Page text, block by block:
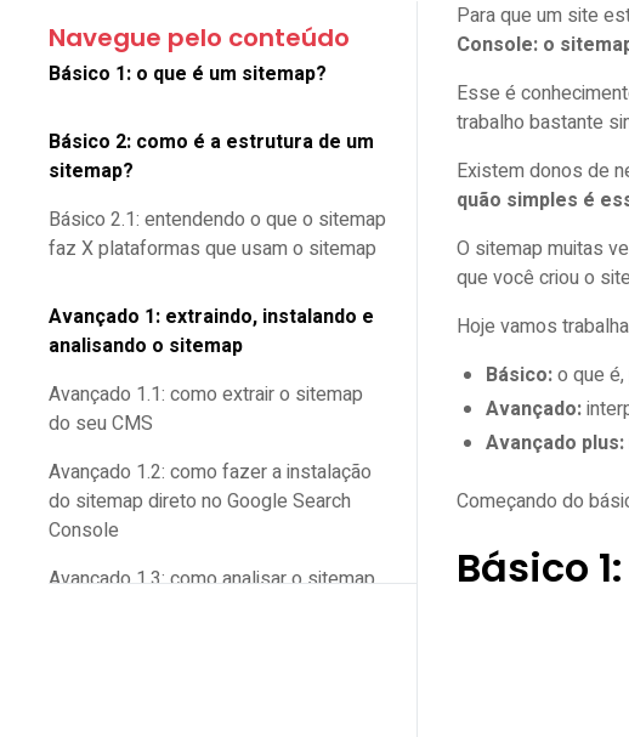
Navegue pelo conteúdo
Básico 1: o que é um sitemap?
Básico 2: como é a estrutura de um
sitemap?
Básico 2.1: entendendo o que o sitemap
faz X plataformas que usam o sitemap
Avançado 1: extraindo, instalando e
analisando o sitemap
Avançado 1.1: como extrair o sitemap
do seu CMS
Avançado 1.2: como fazer a instalação
do sitemap direto no Google Search
Console
Avançado 1.3: como analisar o sitemap
Para que um site
Console: o
Esse é
trabalho bastante
Existem donos de
quão simples é
O sitemap muitas
que você criou o
Hoje vamos
Básico:o que
Avançado:
Avançado plus:
Começando do
Básico